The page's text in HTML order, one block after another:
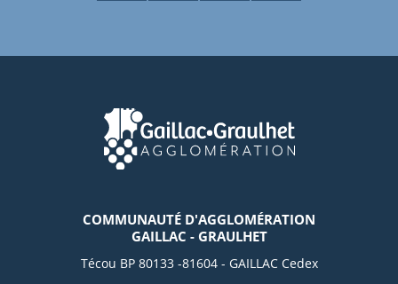
COMMUNAUTÉ D'AGGLOMÉRATION
GAILLAC - GRAULHET
Técou BP 80133 -81604 - GAILLAC Cedex